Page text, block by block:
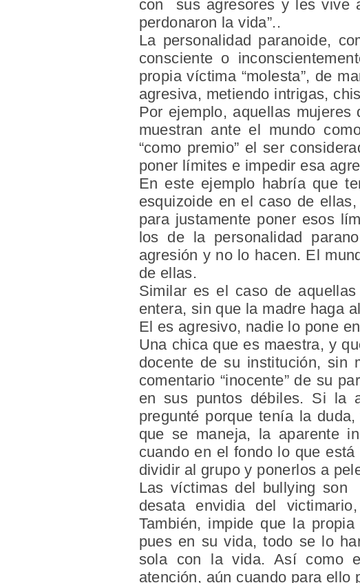
con sus agresores y les vive
perdonaron la vida”..
La personalidad paranoide,
consciente o
propia víctima “molesta”, de
agresiva, metiendo intrigas,
Por ejemplo, aquellas
muestran ante el mundo
“como premio” el ser
poner límites e impedir esa
En este ejemplo habría que
esquizoide en el caso de
para justamente poner esos
los de la personalidad
agresión y no lo hacen. El
de ellas.
Similar es el caso de
entera, sin que la madre haga
El es agresivo, nadie lo pone
Una chica que es maestra, y
docente de su institución, sin
comentario “inocente” de su
en sus puntos débiles. Si la
pregunté porque tenía la
que se maneja, la aparente
cuando en el fondo lo que
dividir al grupo y ponerlos a
Las víctimas del bullying son
desata envidia del
También, impide que la
pues en su vida, todo se lo
sola con la vida. Así como
atención, aún cuando para ello